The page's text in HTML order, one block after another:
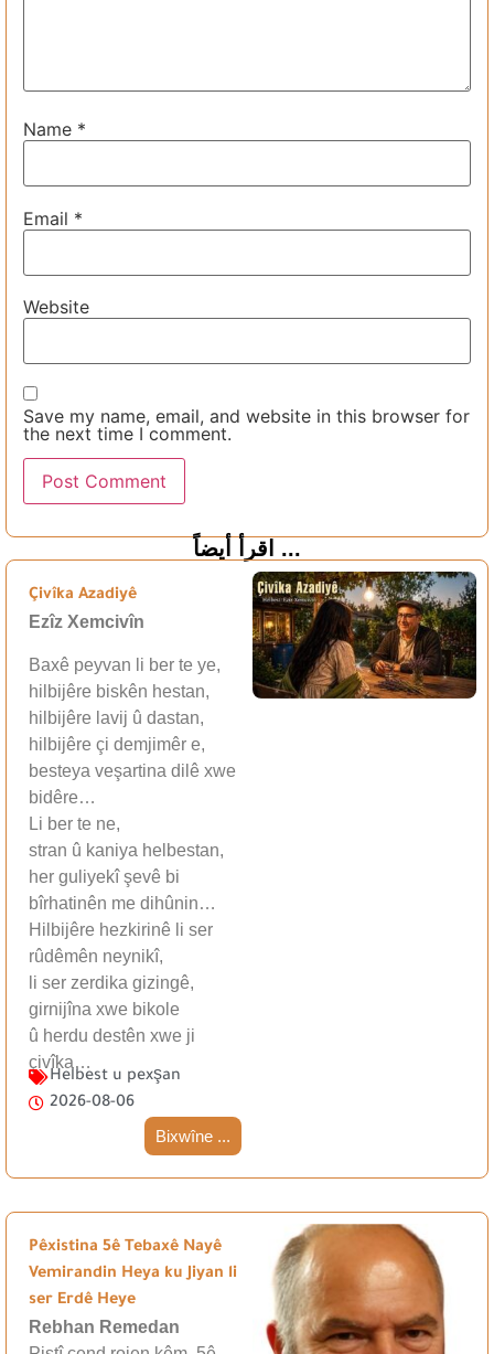
Name *
Email *
Website
Save my name, email, and website in this browser for
the next time I comment.
اقرأ أيضاً ...
Çivîka Azadiyê
Ezîz Xemcivîn
Baxê peyvan li ber te ye,
hilbijêre biskên hestan,
hilbijêre lavij û dastan,
hilbijêre çi demjimêr e,
besteya veşartina dilê xwe
bidêre…
Li ber te ne,
stran û kaniya helbestan,
her guliyekî şevê bi
bîrhatinên me dihûnin…
Hilbijêre hezkirinê li ser
rûdêmên neynikî,
li ser zerdika gizingê,
girnijîna xwe bikole
û herdu destên xwe ji
çivîka…
Helbest u pexşan
2026-08-06
Bixwîne ...
Pêxistina 5ê Tebaxê Nayê
Vemirandin Heya ku Jiyan li
ser Erdê Heye
Rebhan Remedan